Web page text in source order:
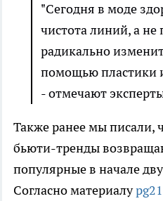
"Сегодня в моде
чистота линий, а не
радикально
помощью пластики
- отмечают
Также ранее мы писали,
бьюти-тренды
популярные в начале
Согласно материалу